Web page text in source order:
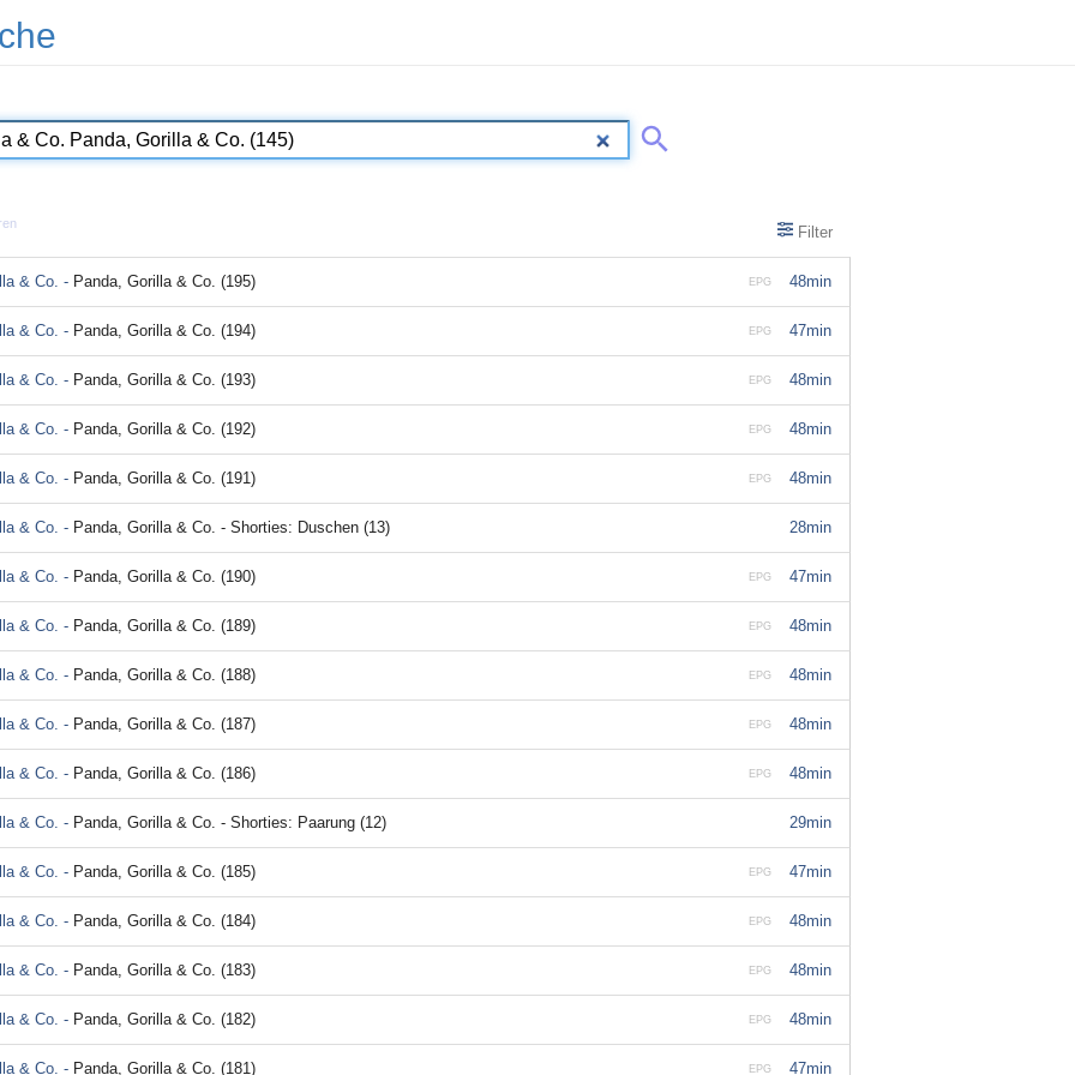
Filter
48min
EPG
& Co. - Panda, Gorilla & Co. (195)
47min
EPG
& Co. - Panda, Gorilla & Co. (194)
48min
EPG
& Co. - Panda, Gorilla & Co. (193)
48min
EPG
& Co. - Panda, Gorilla & Co. (192)
48min
EPG
& Co. - Panda, Gorilla & Co. (191)
28min
& Co. - Panda, Gorilla & Co. - Shorties: Duschen (13)
47min
EPG
& Co. - Panda, Gorilla & Co. (190)
48min
EPG
& Co. - Panda, Gorilla & Co. (189)
48min
EPG
& Co. - Panda, Gorilla & Co. (188)
48min
EPG
& Co. - Panda, Gorilla & Co. (187)
48min
EPG
& Co. - Panda, Gorilla & Co. (186)
29min
& Co. - Panda, Gorilla & Co. - Shorties: Paarung (12)
47min
EPG
& Co. - Panda, Gorilla & Co. (185)
48min
EPG
& Co. - Panda, Gorilla & Co. (184)
48min
EPG
& Co. - Panda, Gorilla & Co. (183)
48min
EPG
& Co. - Panda, Gorilla & Co. (182)
47min
EPG
& Co. - Panda, Gorilla & Co. (181)